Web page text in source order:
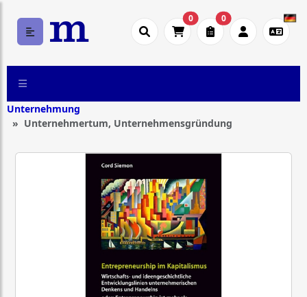
0 0
Unternehmung
Unternehmertum, Unternehmensgründung